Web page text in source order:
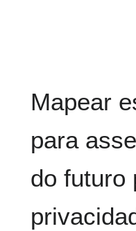
Mapear
para
do futuro